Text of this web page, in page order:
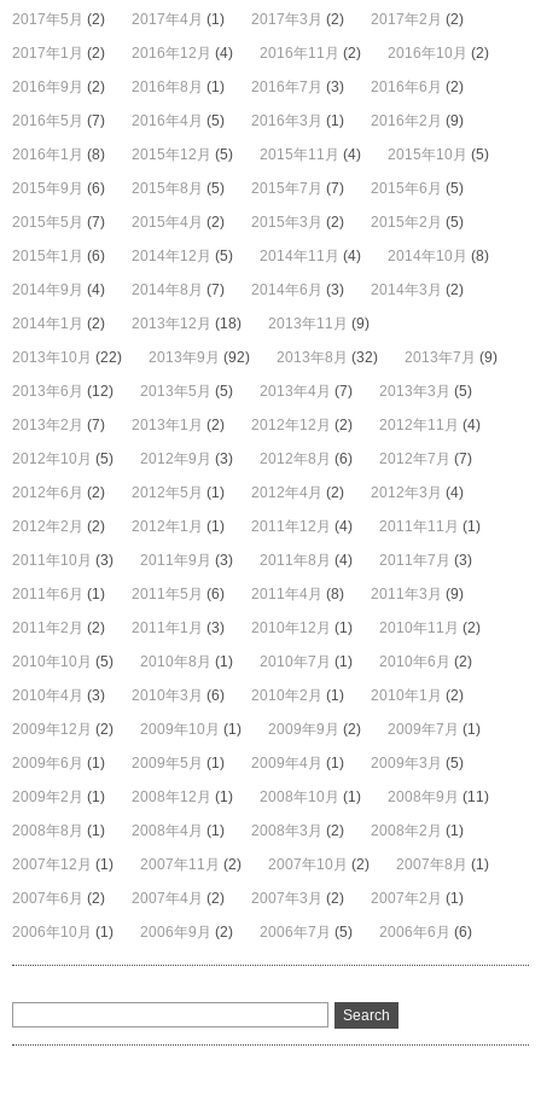
2017年5月 (2) 2017年4月 (1) 2017年3月 (2) 2017年2月 (2)
2017年1月 (2) 2016年12月 (4) 2016年11月 (2) 2016年10月 (2)
2016年9月 (2) 2016年8月 (1) 2016年7月 (3) 2016年6月 (2)
2016年5月 (7) 2016年4月 (5) 2016年3月 (1) 2016年2月 (9)
2016年1月 (8) 2015年12月 (5) 2015年11月 (4) 2015年10月 (5)
2015年9月 (6) 2015年8月 (5) 2015年7月 (7) 2015年6月 (5)
2015年5月 (7) 2015年4月 (2) 2015年3月 (2) 2015年2月 (5)
2015年1月 (6) 2014年12月 (5) 2014年11月 (4) 2014年10月 (8)
2014年9月 (4) 2014年8月 (7) 2014年6月 (3) 2014年3月 (2)
2014年1月 (2) 2013年12月 (18) 2013年11月 (9)
2013年10月 (22) 2013年9月 (92) 2013年8月 (32) 2013年7月 (9)
2013年6月 (12) 2013年5月 (5) 2013年4月 (7) 2013年3月 (5)
2013年2月 (7) 2013年1月 (2) 2012年12月 (2) 2012年11月 (4)
2012年10月 (5) 2012年9月 (3) 2012年8月 (6) 2012年7月 (7)
2012年6月 (2) 2012年5月 (1) 2012年4月 (2) 2012年3月 (4)
2012年2月 (2) 2012年1月 (1) 2011年12月 (4) 2011年11月 (1)
2011年10月 (3) 2011年9月 (3) 2011年8月 (4) 2011年7月 (3)
2011年6月 (1) 2011年5月 (6) 2011年4月 (8) 2011年3月 (9)
2011年2月 (2) 2011年1月 (3) 2010年12月 (1) 2010年11月 (2)
2010年10月 (5) 2010年8月 (1) 2010年7月 (1) 2010年6月 (2)
2010年4月 (3) 2010年3月 (6) 2010年2月 (1) 2010年1月 (2)
2009年12月 (2) 2009年10月 (1) 2009年9月 (2) 2009年7月 (1)
2009年6月 (1) 2009年5月 (1) 2009年4月 (1) 2009年3月 (5)
2009年2月 (1) 2008年12月 (1) 2008年10月 (1) 2008年9月 (11)
2008年8月 (1) 2008年4月 (1) 2008年3月 (2) 2008年2月 (1)
2007年12月 (1) 2007年11月 (2) 2007年10月 (2) 2007年8月 (1)
2007年6月 (2) 2007年4月 (2) 2007年3月 (2) 2007年2月 (1)
2006年10月 (1) 2006年9月 (2) 2006年7月 (5) 2006年6月 (6)